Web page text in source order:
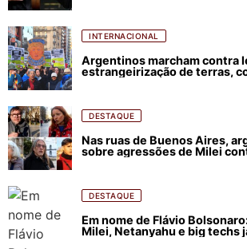
INTERNACIONAL
Argentinos marcham contra
estrangeirização de terras,
DESTAQUE
Nas ruas de Buenos Aires,
sobre agressões de Milei
DESTAQUE
Em nome de Flávio
Milei, Netanyahu e big techs